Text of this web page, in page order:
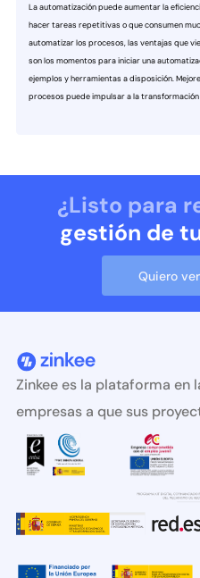
La automatización puede aumentar la
hacer tareas repetitivas o que consumen
automatizar los procesos, las ventajas que
son los momentos para iniciar una
ejemplos y herramientas a disposición.
procesos puede impulsar a la
¿Listo para
gestión de
Quiero
Zinkee es la plataforma en
empresas a que sus